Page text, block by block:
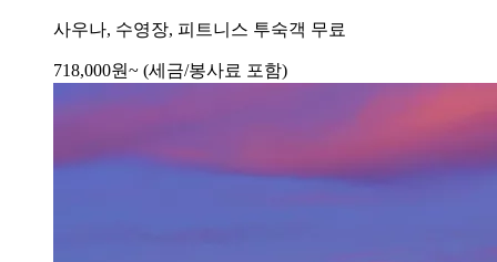
사우나, 수영장, 피트니스 투숙객 무료
718,000원~ (세금/봉사료 포함)